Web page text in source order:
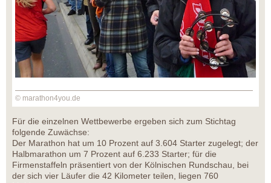
© marathon4you.de
Für die einzelnen Wettbewerbe ergeben sich zum Stichtag
folgende Zuwächse:
Der Marathon hat um 10 Prozent auf 3.604 Starter zugelegt; der
Halbmarathon um 7 Prozent auf 6.233 Starter; für die
Firmenstaffeln präsentiert von der Kölnischen Rundschau, bei
der sich vier Läufer die 42 Kilometer teilen, liegen 760